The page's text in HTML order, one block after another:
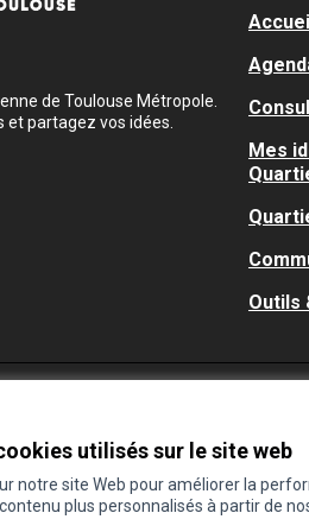
utilisés sur le site web
notre site Web pour améliorer la
plus personnalisés à partir de
de Toulouse Métropole.
et partagez vos idées.
Mes
Outils